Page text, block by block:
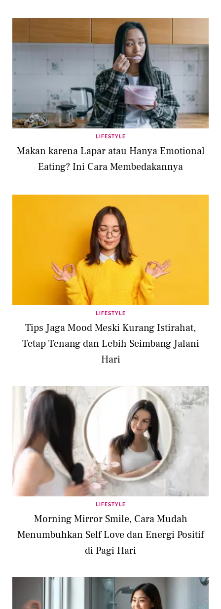
LIFESTYLE
Makan karena Lapar atau Hanya Emotional
Eating? Ini Cara Membedakannya
LIFESTYLE
Tips Jaga Mood Meski Kurang Istirahat,
Tetap Tenang dan Lebih Seimbang Jalani
Hari
LIFESTYLE
Morning Mirror Smile, Cara Mudah
Menumbuhkan Self Love dan Energi Positif
di Pagi Hari